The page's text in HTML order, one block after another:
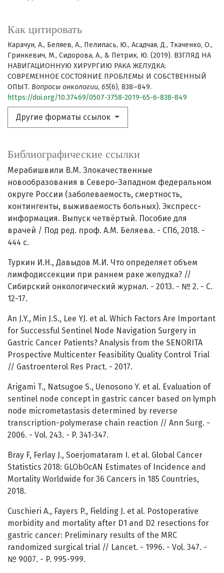
Как цитировать
Карачун, А., Беляев, А., Пелипась, Ю., Асадчая, Д., Ткаченко, О.,
Гринкевич, М., Сидорова, А., & Петрик, Ю. (2019). ВЗГЛЯД НА
НАВИГАЦИОННУЮ ХИРУРГИЮ РАКА ЖЕЛУДКА:
СОВРЕМЕННОЕ СОСТОЯНИЕ ПРОБЛЕМЫ И СОБСТВЕННЫЙ
ОПЫТ. Вопросы онкологии, 65(6), 838–849.
https://doi.org/10.37469/0507-3758-2019-65-6-838-849
Другие форматы ссылок
Библиографические ссылки
Мерабишвили В.М. Злокачественные
новообразования в Северо-Западном федеральном
округе России (заболеваемость, смертность,
контингенты, выживаемость больных). Экспресс-
информация. Выпуск четвёртый. Пособие для
врачей / Под ред. проф. А.М. Беляева. - СПб, 2018. -
444 с.
Туркин И.Н., Давыдов М.И. Что определяет объем
лимфодиссекции при раннем раке желудка? //
Сибирский онкологический журнал. - 2013. - № 2. - С.
12-17.
An J.Y., Min J.S., Lee YJ. et al. Which Factors Are Important
for Successful Sentinel Node Navigation Surgery in
Gastric Cancer Patients? Analysis from the SENORITA
Prospective Multicenter Feasibility Quality Control Trial
// Gastroenterol Res Pract. - 2017.
Arigami T., Natsugoe S., Uenosono Y. et al. Evaluation of
sentinel node concept in gastric cancer based on lymph
node micrometastasis determined by reverse
transcription-polymerase chain reaction // Ann Surg. -
2006. - Vol. 243. - P. 341-347.
Bray F, Ferlay J., Soerjomataram I. et al. Global Cancer
Statistics 2018: GLObOcAN Estimates of Incidence and
Mortality Worldwide for 36 Cancers in 185 Countries,
2018.
Cuschieri A., Fayers P., Fielding J. et al. Postoperative
morbidity and mortality after D1 and D2 resections for
gastric cancer: Preliminary results of the MRC
randomized surgical trial // Lancet. - 1996. - Vol. 347. -
№ 9007. - P. 995-999.